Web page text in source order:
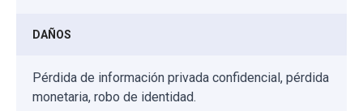
DAÑOS
Pérdida de información privada confidencial, pérdida
monetaria, robo de identidad.